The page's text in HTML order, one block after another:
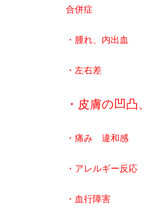
合併症
・腫れ、内出血
・左右差
・皮膚の凹凸
・痛み 違和感
・アレルギー反応
・血行障害